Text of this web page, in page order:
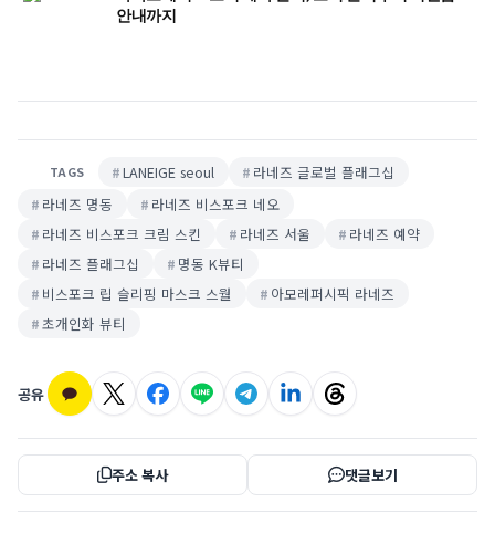
안내까지
TAGS LANEIGE seoul
라네즈 글로벌 플래그십
라네즈 명동
라네즈 비스포크 네오
라네즈 비스포크 크림 스킨
라네즈 서울
라네즈 예약
라네즈 플래그십
명동 K뷰티
비스포크 립 슬리핑 마스크 스월
아모레퍼시픽 라네즈
초개인화 뷰티
공유
주소 복사 댓글보기